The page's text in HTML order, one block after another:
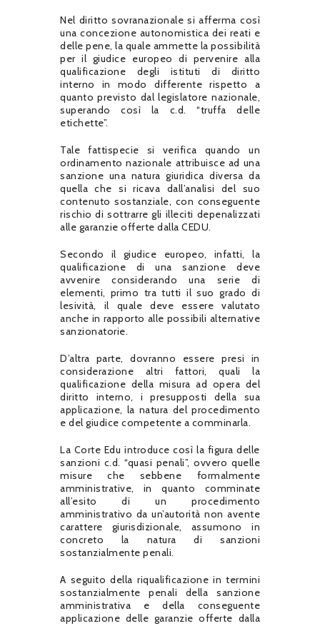
Nel diritto sovranazionale si afferma così
una concezione autonomistica dei reati e
delle pene, la quale ammette la possibilità
per il giudice europeo di pervenire alla
qualificazione degli istituti di diritto
interno in modo differente rispetto a
quanto previsto dal legislatore nazionale,
superando così la c.d. “truffa delle
etichette”.
Tale fattispecie si verifica quando un
ordinamento nazionale attribuisce ad una
sanzione una natura giuridica diversa da
quella che si ricava dall’analisi del suo
contenuto sostanziale, con conseguente
rischio di sottrarre gli illeciti depenalizzati
alle garanzie offerte dalla CEDU.
Secondo il giudice europeo, infatti, la
qualificazione di una sanzione deve
avvenire considerando una serie di
elementi, primo tra tutti il suo grado di
lesività, il quale deve essere valutato
anche in rapporto alle possibili alternative
sanzionatorie.
D’altra parte, dovranno essere presi in
considerazione altri fattori, quali la
qualificazione della misura ad opera del
diritto interno, i presupposti della sua
applicazione, la natura del procedimento
e del giudice competente a comminarla.
La Corte Edu introduce così la figura delle
sanzioni c.d. “quasi penali”, ovvero quelle
misure che sebbene formalmente
amministrative, in quanto comminate
all’esito di un procedimento
amministrativo da un’autorità non avente
carattere giurisdizionale, assumono in
concreto la natura di sanzioni
sostanzialmente penali.
A seguito della riqualificazione in termini
sostanzialmente penali della sanzione
amministrativa e della conseguente
applicazione delle garanzie offerte dalla